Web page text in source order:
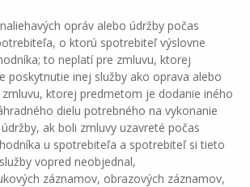
opráv alebo údržby počas
o ktorú spotrebiteľ výslovne
to neplatí pre zmluvu, ktorej
poskytnutie inej služby ako oprava alebo
zmluvu, ktorej predmetom je dodanie iného
dielu potrebného na vykonanie
ak boli zmluvy uzavreté počas
u spotrebiteľa a spotrebiteľ si tieto
vopred neobjednal,
záznamov, obrazových záznamov,